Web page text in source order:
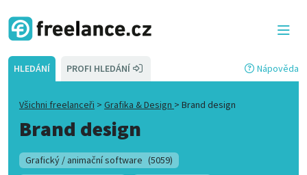
HLEDÁNÍ PROFI HLEDÁNÍ Nápověda
Všichni freelanceři > Grafika & Design > Brand design
Brand design
Grafický / animační software (5059)